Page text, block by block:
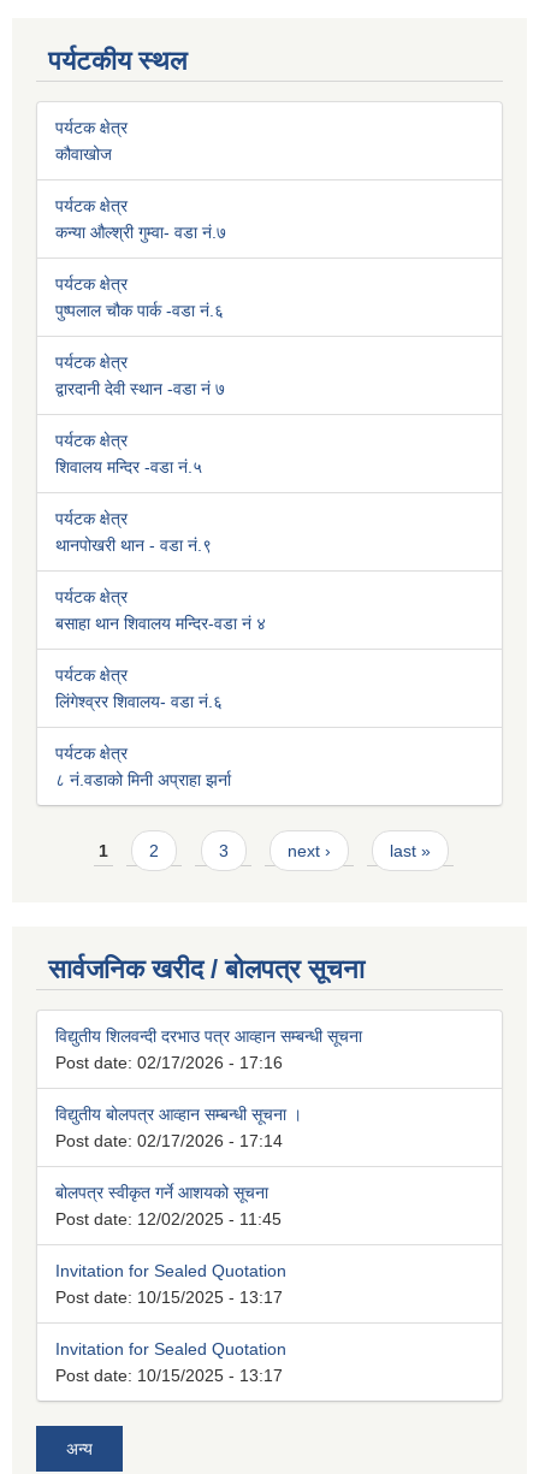
पर्यटकीय स्थल
पर्यटक क्षेत्र
कौवाखोज
पर्यटक क्षेत्र
कन्या औल्श्री गुम्वा- वडा नं.७
पर्यटक क्षेत्र
पुष्पलाल चौक पार्क -वडा नं.६
पर्यटक क्षेत्र
द्वारदानी देवी स्थान -वडा नं ७
पर्यटक क्षेत्र
शिवालय मन्दिर -वडा नं.५
पर्यटक क्षेत्र
थानपोखरी थान - वडा नं.९
पर्यटक क्षेत्र
बसाहा थान शिवालय मन्दिर-वडा नं ४
पर्यटक क्षेत्र
लिंगेश्व्रर शिवालय- वडा नं.६
पर्यटक क्षेत्र
८ नं.वडाको मिनी अप्राहा झर्ना
Pages
1 2 3 next › last »
सार्वजनिक खरीद / बोलपत्र सूचना
विद्युतीय शिलवन्दी दरभाउ पत्र आव्हान सम्बन्धी सूचना
Post date: 02/17/2026 - 17:16
विद्युतीय बोलपत्र आव्हान सम्बन्धी सूचना ।
Post date: 02/17/2026 - 17:14
बोलपत्र स्वीकृत गर्ने आशयको सूचना
Post date: 12/02/2025 - 11:45
Invitation for Sealed Quotation
Post date: 10/15/2025 - 13:17
Invitation for Sealed Quotation
Post date: 10/15/2025 - 13:17
अन्य